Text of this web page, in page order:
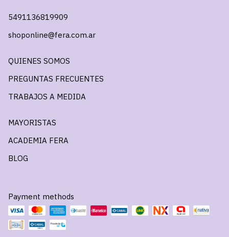
5491136819909
shoponline@fera.com.ar
QUIENES SOMOS
PREGUNTAS FRECUENTES
TRABAJOS A MEDIDA
MAYORISTAS
ACADEMIA FERA
BLOG
Payment methods